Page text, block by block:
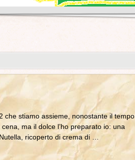
che stiamo assieme, nonostante il tempo
ma il dolce l’ho preparato io: una
ricoperto di crema di …